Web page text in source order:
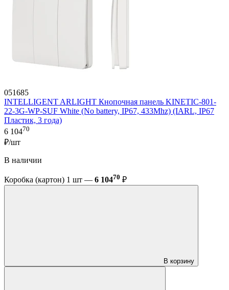
051685
INTELLIGENT ARLIGHT Кнопочная панель KINETIC-801-
22-3G-WP-SUF White (No battery, IP67, 433Mhz) (IARL, IP67
Пластик, 3 года)
6 10470
₽/шт
В наличии
Коробка (картон) 1 шт — 6 10470 ₽
В корзину